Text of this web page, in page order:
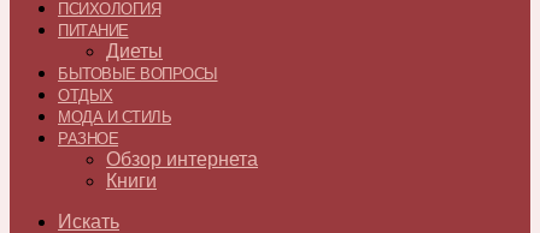
ПСИХОЛОГИЯ
ПИТАНИЕ
Диеты
БЫТОВЫЕ ВОПРОСЫ
ОТДЫХ
МОДА И СТИЛЬ
РАЗНОЕ
Обзор интернета
Книги
Искать